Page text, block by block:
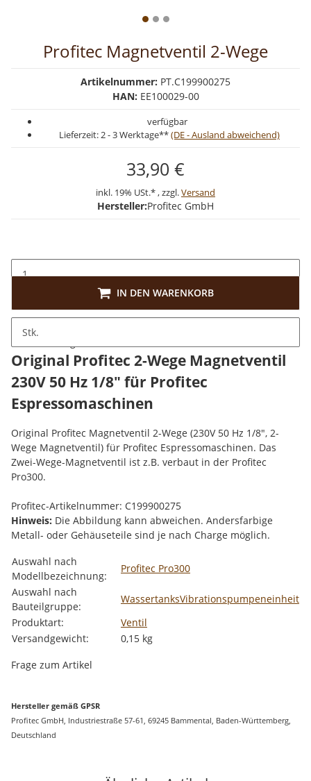
Profitec Magnetventil 2-Wege
Artikelnummer: PT.C199900275
HAN: EE100029-00
verfügbar
Lieferzeit:2 - 3 Werktage**(DE - Ausland abweichend)
33,90 €
inkl. 19% USt.* , zzgl.Versand
Hersteller:Profitec GmbH
Stk.
IN DEN WARENKORB
Beschreibung
Original Profitec 2-Wege Magnetventil
230V 50 Hz 1/8" für Profitec
Espressomaschinen
Original Profitec Magnetventil 2-Wege (230V 50 Hz 1/8", 2-
Wege Magnetventil) für Profitec Espressomaschinen. Das
Zwei-Wege-Magnetventil ist z.B. verbaut in der Profitec
Pro300.
Profitec-Artikelnummer: C199900275
Hinweis: Die Abbildung kann abweichen. Andersfarbige
Metall- oder Gehäuseteile sind je nach Charge möglich.
Produkteigenschaft
Wert
Auswahl nach
Modellbezeichnung:
Profitec Pro300
Auswahl nach
Bauteilgruppe:
WassertanksVibrationspumpeneinheit
Produktart:
Ventil
Versandgewicht:
0,15 kg
Frage zum Artikel
Hersteller gemäß GPSR
Profitec GmbH, Industriestraße 57-61, 69245 Bammental, Baden-Württemberg,
Deutschland